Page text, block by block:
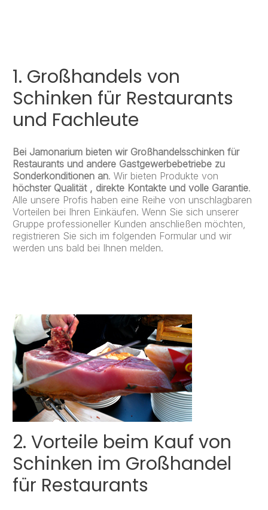
1. Großhandels von
Schinken für Restaurants
und Fachleute
Bei Jamonarium bieten wir Großhandelsschinken für
Restaurants und andere Gastgewerbebetriebe zu
Sonderkonditionen an. Wir bieten Produkte von
höchster Qualität , direkte Kontakte und volle Garantie.
Alle unsere Profis haben eine Reihe von unschlagbaren
Vorteilen bei Ihren Einkäufen. Wenn Sie sich unserer
Gruppe professioneller Kunden anschließen möchten,
registrieren Sie sich im folgenden Formular und wir
werden uns bald bei Ihnen melden.
2. Vorteile beim Kauf von
Schinken im Großhandel
für Restaurants